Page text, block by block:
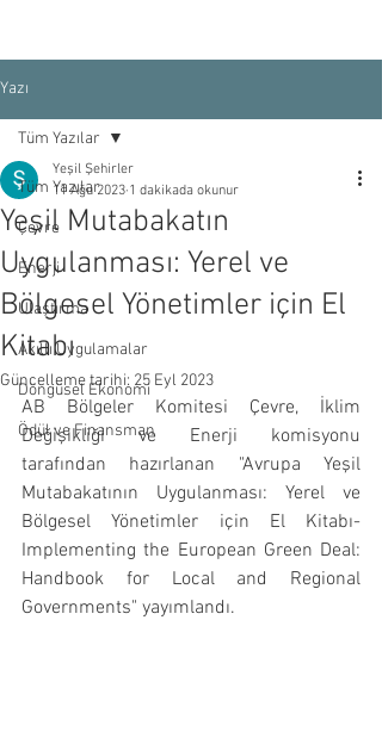
Yazı
Tüm Yazılar
Çevre
Enerji
Ulaştırma
Akıllı Uygulamalar
Döngüsel Ekonomi
Ödül ve Finansman
Tüm Yazılar
Yeşil Mutabakatın
Uygulanması: Yerel ve
Bölgesel Yönetimler için El
Kitabı
Yeşil Şehirler
11 Ağu 2023 1 dakikada okunur
Güncelleme tarihi: 25 Eyl 2023
AB Bölgeler Komitesi Çevre, İklim
Değişikliği ve Enerji komisyonu
tarafından hazırlanan "Avrupa Yeşil
Mutabakatının Uygulanması: Yerel ve
Bölgesel Yönetimler için El Kitabı-
Implementing the European Green Deal:
Handbook for Local and Regional
Governments" yayımlandı.